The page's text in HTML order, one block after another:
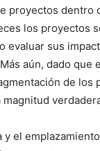
proyectos dentro
los proyectos
evaluar sus
aún, dado
de
y el